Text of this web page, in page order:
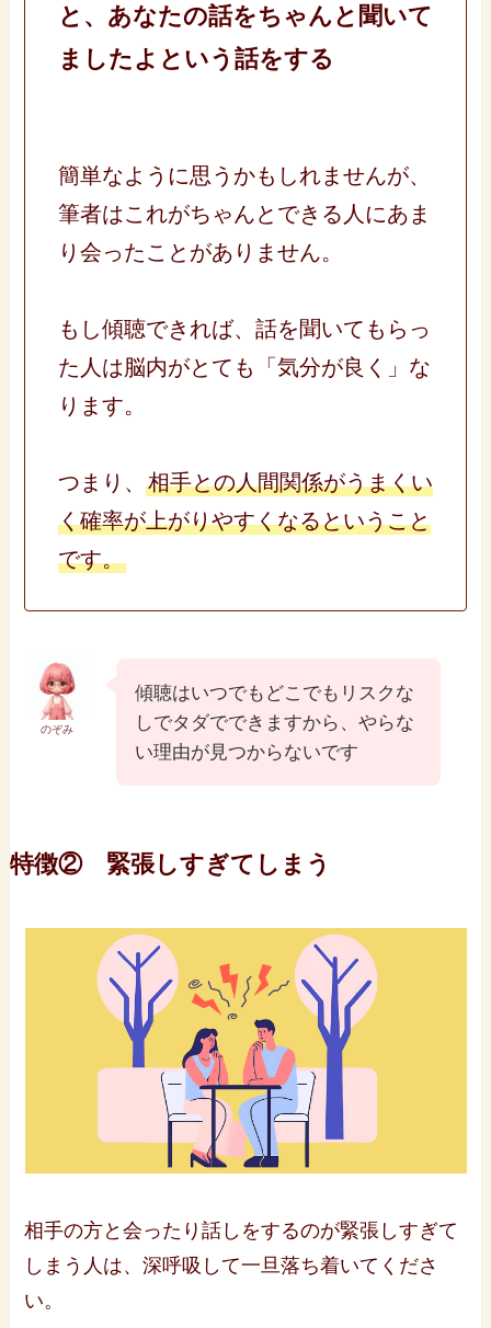
と、あなたの話をちゃんと聞いて
ましたよという話をする
簡単なように思うかもしれませんが、
筆者はこれがちゃんとできる人にあま
り会ったことがありません。
もし傾聴できれば、話を聞いてもらっ
た人は脳内がとても「気分が良く」な
ります。
つまり、 相手との人間関係がうまくい
く確率が上がりやすくなるということ
です。
のぞみ
傾聴はいつでもどこでもリスクな
しでタダでできますから、やらな
い理由が見つからないです
特徴② 緊張しすぎてしまう
相手の方と会ったり話しをするのが緊張しすぎて
しまう人は、深呼吸して一旦落ち着いてくださ
い。